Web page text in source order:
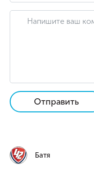
Отправить
Батя